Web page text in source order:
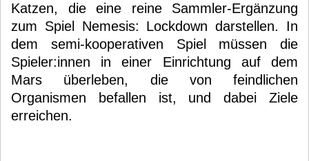
Katzen, die eine reine Sammler-Ergänzung
zum Spiel Nemesis: Lockdown darstellen. In
dem semi-kooperativen Spiel müssen die
Spieler:innen in einer Einrichtung auf dem
Mars überleben, die von feindlichen
Organismen befallen ist, und dabei Ziele
erreichen.